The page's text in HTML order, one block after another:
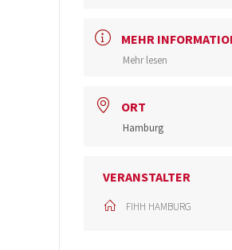
MEHR
Mehr lesen
ORT
Hamburg
VERANSTALTER
FIHH HAMBURG